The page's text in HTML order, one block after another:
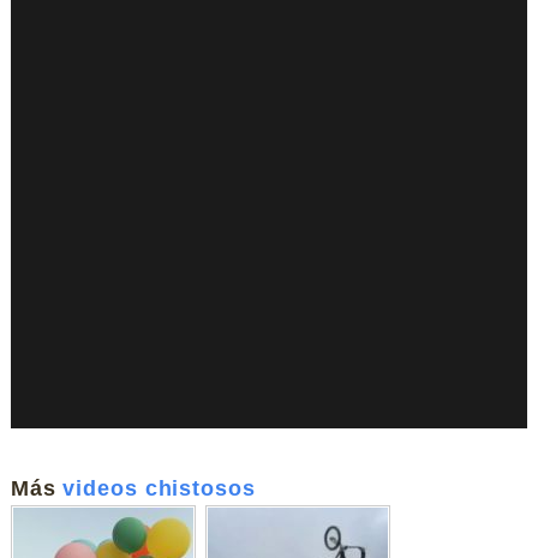
Másvideos chistosos